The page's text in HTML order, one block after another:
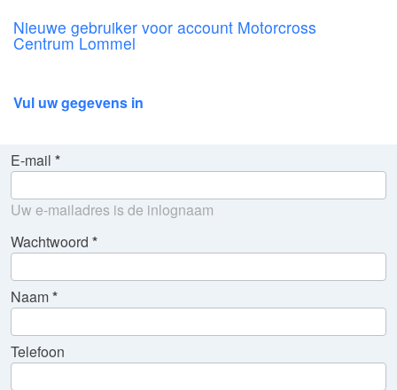
Nieuwe gebruiker voor account Motorcross
Centrum Lommel
Vul uw gegevens in
E-mail
Uw e-mailadres is de inlognaam
Wachtwoord
Naam
Telefoon